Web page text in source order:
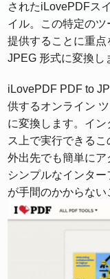
されたiLovePDFス
イル。この特定の
提供することに重
JPEG 形式に変換し
iLovePDF PDF to
供するオンライン
に変換します。イ
ス上で実行できるこ
外出先でも簡単に
シンプルなインタ
が手間のかからない